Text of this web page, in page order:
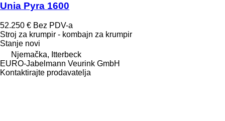
Unia Pyra 1600
52.250 € Bez PDV-a
Stroj za krumpir - kombajn za krumpir
Stanje novi
Njemačka, Itterbeck
EURO-Jabelmann Veurink GmbH
Kontaktirajte prodavatelja